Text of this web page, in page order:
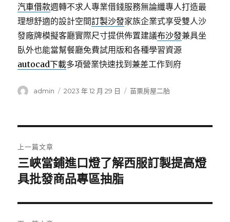
汽車借款週轉不求人專業借錢服務無論纖專人打造最
理想舒適的設計空間訂製沙發家族企業式享受雙人沙
發廠牌模擬客廳實際尺寸提供佈置建議布沙發兼具坐
臥外也能當幫餐廳免費試用版和各種學習資源
autocad下載多項營業快速找到兼差工作到府
作
admin
發
2023 年 12 月 29 日
分
苗栗房屋二胎
章
導
覽
上一篇文章
上
一
文
章:
三峽當鋪進口燈了解西服訂製提高燈
具批發商品專區抽脂